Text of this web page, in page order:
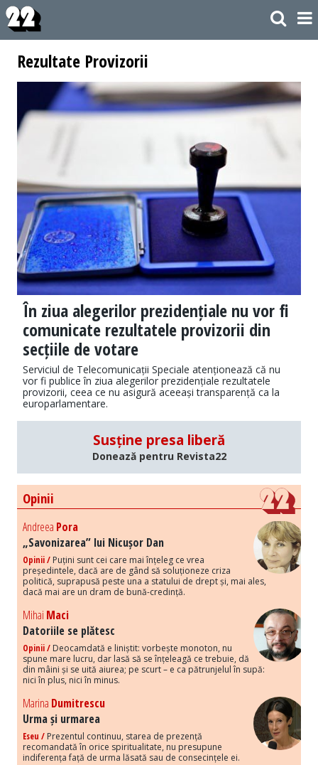
Rezultate Provizorii
În ziua alegerilor prezidențiale nu vor fi
comunicate rezultatele provizorii din
secțiile de votare
Serviciul de Telecomunicații Speciale atenționează că nu
vor fi publice în ziua alegerilor prezidențiale rezultatele
provizorii, ceea ce nu asigură aceeași transparență ca la
europarlamentare.
Susține presa liberă
Donează pentru Revista22
Opinii
Andreea Pora
„Savonizarea” lui Nicușor Dan
Opinii / Puțini sunt cei care mai înțeleg ce vrea
președintele, dacă are de gând să soluționeze criza
politică, suprapusă peste una a statului de drept și, mai ales,
dacă mai are un dram de bună-credință.
Mihai Maci
Datoriile se plătesc
Opinii / Deocamdată e liniștit: vorbește monoton, nu
spune mare lucru, dar lasă să se înțeleagă ce trebuie, dă
din mâini și se uită aiurea; pe scurt – e ca pătrunjelul în supă:
nici în plus, nici în minus.
Marina Dumitrescu
Urma și urmarea
Eseu / Prezentul continuu, starea de prezență
recomandată în orice spiritualitate, nu presupune
indiferența față de urma lăsată sau de consecințele ei.